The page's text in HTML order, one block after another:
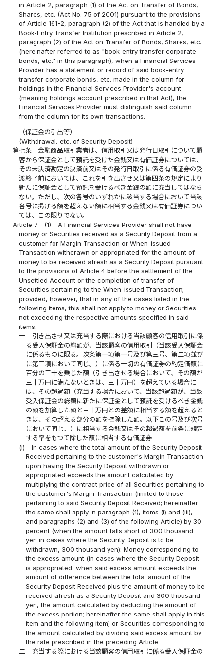
in Article 2, paragraph (1) of the Act on Transfer of Bonds,
Shares, etc. (Act No. 75 of 2001) pursuant to the provisions
of Article 161-2, paragraph (2) of the Act that is handled by a
Book-Entry Transfer Institution prescribed in Article 2,
paragraph (2) of the Act on Transfer of Bonds, Shares, etc.
(hereinafter referred to as "book-entry transfer corporate
bonds, etc." in this paragraph), when a Financial Services
Provider has a statement or record of said book-entry
transfer corporate bonds, etc. made in the column for
holdings in the Financial Services Provider's account
(meaning holdings account prescribed in that Act), the
Financial Services Provider must distinguish said column
from the column for its own transactions.
（保証金の引出等）
(Withdrawal, etc. of Security Deposit)
第七条
金融商品取引業者は、信用取引又は発行日取引について顧
客から保証金として預託を受けた金銭又は有価証券については、
その未決済勘定の決済前又はその発行日取引に係る有価証券の受
渡終了前においては、これを引き出させ又は第四条の規定により
新たに保証金として預託を受けるべき金銭の額に充当してはなら
ない。ただし、次の各号のいずれかに該当する場合において当該
各号に掲げる額を超えない額に相当する金銭又は有価証券につい
ては、この限りでない。
Article 7
(1)
A Financial Services Provider shall not have
money or Securities received as a Security Deposit from a
customer for Margin Transaction or When-issued
Transaction withdrawn or appropriated for the amount of
money to be received afresh as a Security Deposit pursuant
to the provisions of Article 4 before the settlement of the
Unsettled Account or the completion of transfer of
Securities pertaining to the When-issued Transaction;
provided, however, that in any of the cases listed in the
following items, this shall not apply to money or Securities
not exceeding the respective amounts specified in said
items.
一
引き出させ又は充当する際における当該顧客の信用取引に係
る受入保証金の総額が、当該顧客の信用取引（当該受入保証金
に係るものに限る。次条第一項第一号及び第三号、第二項並び
に第三項において同じ。）に係る一切の有価証券の約定価額に
百分の三十を乗じた額（引き出させる場合において、その額が
三十万円に満たないときは、三十万円）を超えている場合に
は、その超過額（充当する場合において、当該超過額が、当該
受入保証金の総額に新たに保証金として預託を受けるべき金銭
の額を加算した額と三十万円との差額に相当する額を超えると
きは、その超える部分の額を控除した額。以下この号及び次号
において同じ。）に相当する金銭又はその超過額を前条に規定
する率をもつて除した額に相当する有価証券
(i)
In cases where the total amount of the Security Deposit
Received pertaining to the customer's Margin Transaction
upon having the Security Deposit withdrawn or
appropriated exceeds the amount calculated by
multiplying the contract price of all Securities pertaining to
the customer's Margin Transaction (limited to those
pertaining to said Security Deposit Received; hereinafter
the same shall apply in paragraph (1), items (i) and (iii),
and paragraphs (2) and (3) of the following Article) by 30
percent (when the amount falls short of 300 thousand
yen in cases where the Security Deposit is to be
withdrawn, 300 thousand yen): Money corresponding to
the excess amount (in cases where the Security Deposit
is appropriated, when said excess amount exceeds the
amount of difference between the total amount of the
Security Deposit Received plus the amount of money to be
received afresh as a Security Deposit and 300 thousand
yen, the amount calculated by deducting the amount of
the excess portion; hereinafter the same shall apply in this
item and the following item) or Securities corresponding to
the amount calculated by dividing said excess amount by
the rate prescribed in the preceding Article
二
充当する際における当該顧客の信用取引に係る受入保証金の